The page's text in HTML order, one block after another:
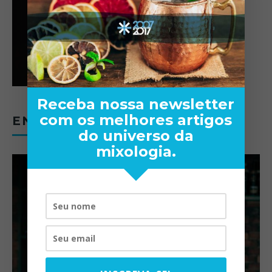
ENTREVISTAS
Receba nossa newsletter
com os melhores artigos
do universo da
mixologia.